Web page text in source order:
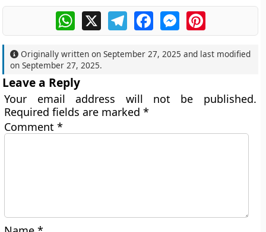
WhatsApp
X TelegramFacebookMessengerPinterest
Originally written onSeptember 27, 2025 and last modified
onSeptember 27, 2025.
Leave a Reply
Your email address will not be published.
Required fields are marked*
Comment*